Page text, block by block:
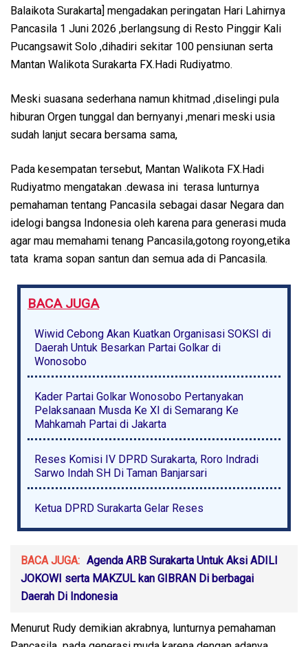
Balaikota Surakarta] mengadakan peringatan Hari Lahirnya
Pancasila 1 Juni 2026 ,berlangsung di Resto Pinggir Kali
Pucangsawit Solo ,dihadiri sekitar 100 pensiunan serta
Mantan Walikota Surakarta FX.Hadi Rudiyatmo.
Meski suasana sederhana namun khitmad ,diselingi pula
hiburan Orgen tunggal dan bernyanyi ,menari meski usia
sudah lanjut secara bersama sama,
Pada kesempatan tersebut, Mantan Walikota FX.Hadi
Rudiyatmo mengatakan .dewasa ini terasa lunturnya
pemahaman tentang Pancasila sebagai dasar Negara dan
idelogi bangsa Indonesia oleh karena para generasi muda
agar mau memahami tenang Pancasila,gotong royong,etika
tata krama sopan santun dan semua ada di Pancasila.
BACA JUGA
Wiwid Cebong Akan Kuatkan Organisasi SOKSI di
Daerah Untuk Besarkan Partai Golkar di
Wonosobo
Kader Partai Golkar Wonosobo Pertanyakan
Pelaksanaan Musda Ke XI di Semarang Ke
Mahkamah Partai di Jakarta
Reses Komisi IV DPRD Surakarta, Roro Indradi
Sarwo Indah SH Di Taman Banjarsari
Ketua DPRD Surakarta Gelar Reses
BACA JUGA: Agenda ARB Surakarta Untuk Aksi ADILI
JOKOWI serta MAKZUL kan GIBRAN Di berbagai
Daerah Di Indonesia
Menurut Rudy demikian akrabnya, lunturnya pemahaman